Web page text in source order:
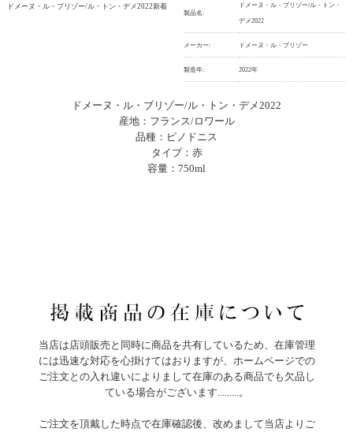
ドメーヌ・ル・ブリゾー/ル・トン・デメ2022新着
製品名:
ドメーヌ・ル・ブリゾー/ル・トン・
デメ2022
メーカー: ドメーヌ・ル・ブリゾー
製造年: 2022年
ドメーヌ・ル・ブリゾー/ル・トン・デメ2022
産地：フランス/ロワール
品種：ピノドニス
タイプ：赤
容量：750ml
当店は店頭販売と同時に商品を共有しているため、在庫管理
には迅速な対応を心掛けてはおりますが、ホームページでの
ご注文との入れ違いによりまして在庫のある商品でも欠品し
ている場合がございます.........。
ご注文を頂戴した時点で在庫確認後、改めまして当店よりご